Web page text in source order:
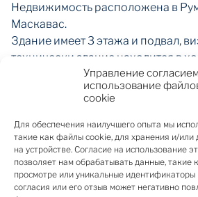
Управление
использование
cookie
Для обеспечения наилучшего опыта мы
такие как файлы cookie, для хранения и/или
на устройстве. Согласие на использование
позволяет нам обрабатывать данные, такие
просмотре или уникальные идентификаторы
согласия или его отзыв может негативно
Недвижимость расположена в
Маскавас.
Здание имеет 3 этажа и подвал,
технически здание находится в
Земельный участок: 6024 м2
Общая площадь здания: 3866 м2;
-1 этаж 965м2 склад;
1-й этаж 949м2 офис/склад/
2-й этаж 973м2
3 этаж 979м2 производственные
Пандус. Грузовой лифт.